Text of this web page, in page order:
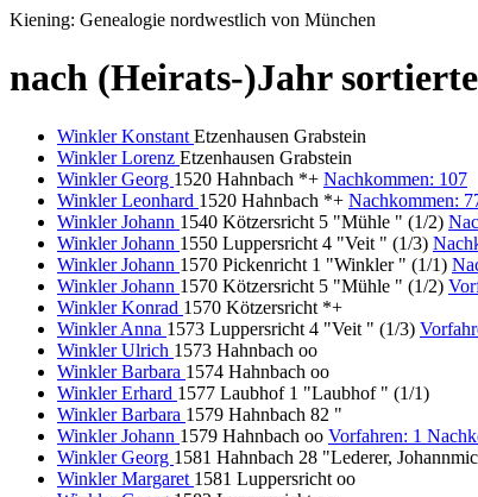
Kiening: Genealogie nordwestlich von München
nach (Heirats-)Jahr
Winkler Konstant Etzenhausen Grabstein
Winkler Lorenz Etzenhausen Grabstein
Winkler Georg 1520 Hahnbach *+ Nachkommen: 107
Winkler Leonhard 1520 Hahnbach *+ Nachkommen:
Winkler Johann 1540 Kötzersricht 5 "Mühle " (1/2)
Winkler Johann 1550 Luppersricht 4 "Veit " (1/3)
Winkler Johann 1570 Pickenricht 1 "Winkler " (1/1)
Winkler Johann 1570 Kötzersricht 5 "Mühle " (1/2)
Winkler Konrad 1570 Kötzersricht *+
Winkler Anna 1573 Luppersricht 4 "Veit " (1/3)
Winkler Ulrich 1573 Hahnbach oo
Winkler Barbara 1574 Hahnbach oo
Winkler Erhard 1577 Laubhof 1 "Laubhof " (1/1)
Winkler Barbara 1579 Hahnbach 82 "
Winkler Johann 1579 Hahnbach oo Vorfahren: 1
Winkler Georg 1581 Hahnbach 28 "Lederer,
Winkler Margaret 1581 Luppersricht oo